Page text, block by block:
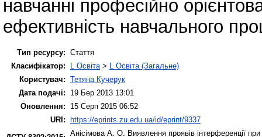
навчанні професійно
ефективність навчального
Тип ресурсу: Стаття
Класифікатор:
L Освіта > L Освіта (Загальне)
Користувач: Тетяна Кучерук
Дата подачі:
19 Бер 2013 13:01
Оновлення:
15 Серп 2015 06:52
URI: https://eprints.zu.edu.ua/id/eprint/9337
Анісімова А. О. Виявлення проявів інтерференції